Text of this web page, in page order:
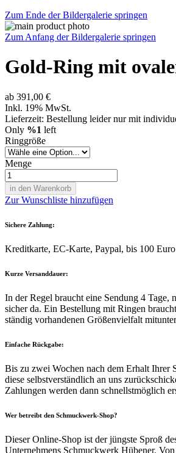
Zum Ende der Bildergalerie springen
Zum Anfang der Bildergalerie springen
Gold-Ring mit
ab 391,00 €
Inkl. 19% MwSt.
Lieferzeit: Bestellung leider nur mit
Only %1 left
Ringgröße
Menge
in den Warenkorb
Zur Wunschliste hinzufügen
Sichere Zahlung:
Kreditkarte, EC-Karte, Paypal, bis 100
Kurze Versanddauer:
In der Regel braucht eine Sendung 4 Tage,
sicher da. Ein Bestellung mit Ringen
ständig vorhandenen Größenvielfalt
Einfache Rückgabe:
Bis zu zwei Wochen nach dem Erhalt Ihrer
diese selbstverständlich an uns
Zahlungen werden dann schnellstmöglich
Wer betreibt den Schmuckwerk-Shop?
Dieser Online-Shop ist der jüngste Sproß
Unternehmens Schmuckwerk Hübener.